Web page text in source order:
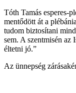
Tóth Tamás esperes-
mentődött át a
tudom biztosítani
sem. A szentmisén az
éltetni jó.”
Az ünnepség